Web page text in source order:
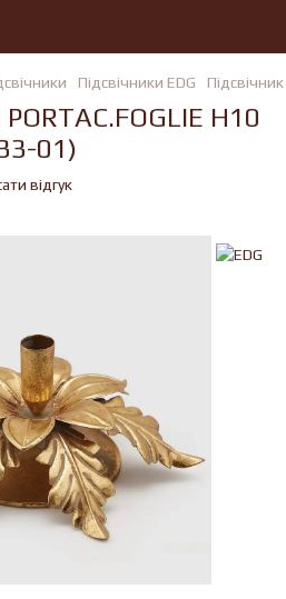
Підсвічники EDG
H10
01)
відгук